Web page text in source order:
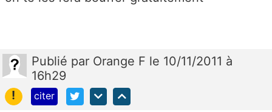
Publié par Orange F le 10/11/2011 à
16h29
!
citer